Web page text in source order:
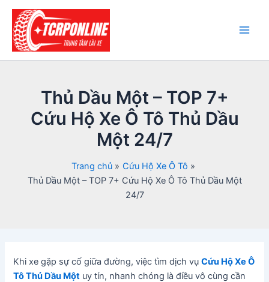
Nhảy
dung
Thủ Dầu Một – TOP 7+
Cứu Hộ Xe Ô Tô Thủ Dầu
Một 24/7
Trang chủ
Cứu Hộ Xe Ô Tô
Thủ Dầu Một – TOP 7+ Cứu Hộ Xe Ô Tô Thủ Dầu Một
24/7
Khi xe gặp sự cố giữa đường, việc tìm dịch vụCứu Hộ Xe Ô
Tô Thủ Dầu Một uy tín, nhanh chóng là điều vô cùng cần